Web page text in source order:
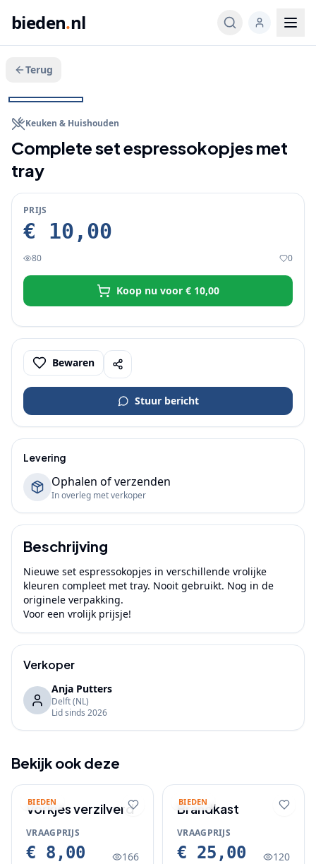
bieden.nl
Terug
Veeg voor meer
Keuken & Huishouden
Complete set espressokopjes met
tray
PRIJS
€ 10,00
80 0
Koop nu voor € 10,00
Bewaren
Stuur bericht
Levering
Ophalen of verzenden
In overleg met verkoper
Beschrijving
Nieuwe set espressokopjes in verschillende vrolijke
kleuren compleet met tray. Nooit gebruikt. Nog in de
originele verpakking.
Voor een vrolijk prijsje!
Verkoper
Anja Putters
Delft(NL)
Lid sinds 2026
Bekijk ook deze
BIEDEN
Vorkjes verzilverd
VRAAGPRIJS
€ 8,00 166
BIEDEN
Brandkast
VRAAGPRIJS
€ 25,00 120